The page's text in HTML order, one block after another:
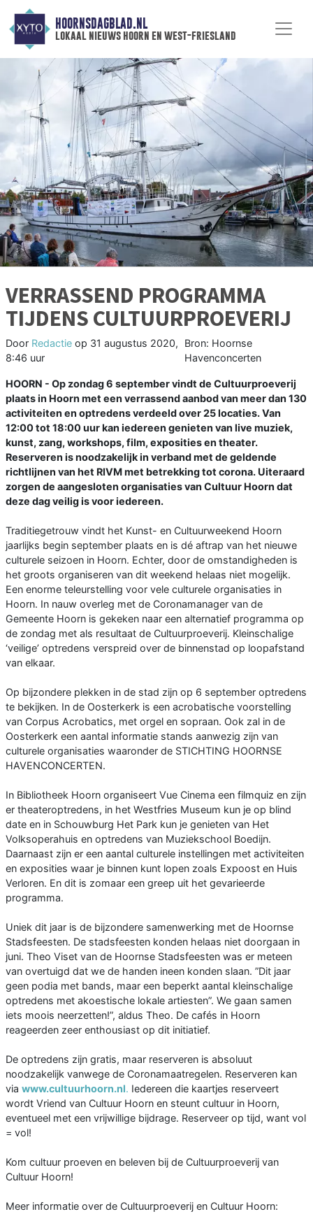
HOORNSDAGBLAD.NL
lokaal nieuws hoorn en west-friesland
VERRASSEND PROGRAMMA
TIJDENS CULTUURPROEVERIJ
Door Redactie op 31 augustus 2020,
8:46 uur
Bron: Hoornse
Havenconcerten
HOORN - Op zondag 6 september vindt de Cultuurproeverij
plaats in Hoorn met een verrassend aanbod van meer dan 130
activiteiten en optredens verdeeld over 25 locaties. Van
12:00 tot 18:00 uur kan iedereen genieten van live muziek,
kunst, zang, workshops, film, exposities en theater.
Reserveren is noodzakelijk in verband met de geldende
richtlijnen van het RIVM met betrekking tot corona. Uiteraard
zorgen de aangesloten organisaties van Cultuur Hoorn dat
deze dag veilig is voor iedereen.
Traditiegetrouw vindt het Kunst- en Cultuurweekend Hoorn
jaarlijks begin september plaats en is dé aftrap van het nieuwe
culturele seizoen in Hoorn. Echter, door de omstandigheden is
het groots organiseren van dit weekend helaas niet mogelijk.
Een enorme teleurstelling voor vele culturele organisaties in
Hoorn. In nauw overleg met de Coronamanager van de
Gemeente Hoorn is gekeken naar een alternatief programma op
de zondag met als resultaat de Cultuurproeverij. Kleinschalige
‘veilige’ optredens verspreid over de binnenstad op loopafstand
van elkaar.
Op bijzondere plekken in de stad zijn op 6 september optredens
te bekijken. In de Oosterkerk is een acrobatische voorstelling
van Corpus Acrobatics, met orgel en sopraan. Ook zal in de
Oosterkerk een aantal informatie stands aanwezig zijn van
culturele organisaties waaronder de STICHTING HOORNSE
HAVENCONCERTEN.
In Bibliotheek Hoorn organiseert Vue Cinema een filmquiz en zijn
er theateroptredens, in het Westfries Museum kun je op blind
date en in Schouwburg Het Park kun je genieten van Het
Volksoperahuis en optredens van Muziekschool Boedijn.
Daarnaast zijn er een aantal culturele instellingen met activiteiten
en exposities waar je binnen kunt lopen zoals Expoost en Huis
Verloren. En dit is zomaar een greep uit het gevarieerde
programma.
Uniek dit jaar is de bijzondere samenwerking met de Hoornse
Stadsfeesten. De stadsfeesten konden helaas niet doorgaan in
juni. Theo Viset van de Hoornse Stadsfeesten was er meteen
van overtuigd dat we de handen ineen konden slaan. ”Dit jaar
geen podia met bands, maar een beperkt aantal kleinschalige
optredens met akoestische lokale artiesten”. We gaan samen
iets moois neerzetten!”, aldus Theo. De cafés in Hoorn
reageerden zeer enthousiast op dit initiatief.
De optredens zijn gratis, maar reserveren is absoluut
noodzakelijk vanwege de Coronamaatregelen. Reserveren kan
via www.cultuurhoorn.nl. Iedereen die kaartjes reserveert
wordt Vriend van Cultuur Hoorn en steunt cultuur in Hoorn,
eventueel met een vrijwillige bijdrage. Reserveer op tijd, want vol
= vol!
Kom cultuur proeven en beleven bij de Cultuurproeverij van
Cultuur Hoorn!
Meer informatie over de Cultuurproeverij en Cultuur Hoorn: